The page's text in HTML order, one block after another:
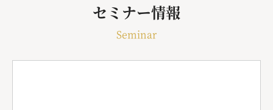
セミナー情報
Seminar